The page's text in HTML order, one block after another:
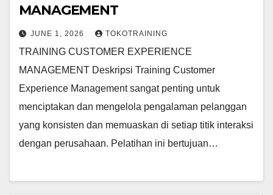
MANAGEMENT
JUNE 1, 2026 TOKOTRAINING
TRAINING CUSTOMER EXPERIENCE
MANAGEMENT Deskripsi Training Customer
Experience Management sangat penting untuk
menciptakan dan mengelola pengalaman pelanggan
yang konsisten dan memuaskan di setiap titik interaksi
dengan perusahaan. Pelatihan ini bertujuan…